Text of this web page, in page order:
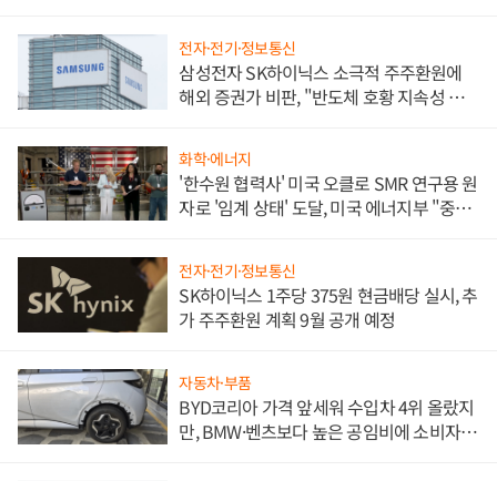
전자·전기·정보통신
삼성전자 SK하이닉스 소극적 주주환원에
해외 증권가 비판, "반도체 호황 지속성 의
화학·에너지
'한수원 협력사' 미국 오클로 SMR 연구용 원
자로 '임계 상태' 도달, 미국 에너지부 "중요
전자·전기·정보통신
SK하이닉스 1주당 375원 현금배당 실시, 추
가 주주환원 계획 9월 공개 예정
자동차·부품
BYD코리아 가격 앞세워 수입차 4위 올랐지
만, BMW·벤츠보다 높은 공임비에 소비자